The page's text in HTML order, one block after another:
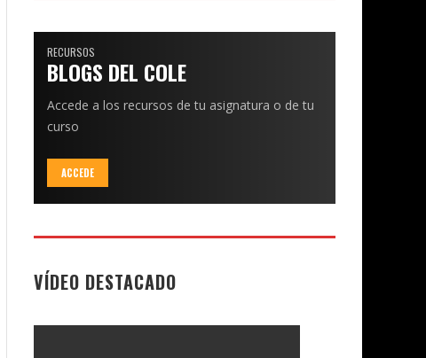
RECURSOS
BLOGS DEL COLE
Accede a los recursos de tu asignatura o de tu
curso
ACCEDE
VÍDEO DESTACADO